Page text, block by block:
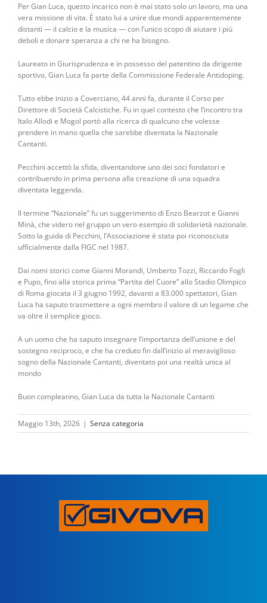
Per Gian Luca, questo incarico non è mai stato solo un lavoro, ma una
vera missione di vita. È stato lui a unire due mondi apparentemente
distanti — il calcio e la musica — con l’unico scopo di aiutare i più
deboli e donare speranza a chi ne ha bisogno.
Laureato in Giurisprudenza e in possesso del patentino da dirigente
sportivo, Gian Luca fa parte della Commissione Federale Antidoping.
Tutto ebbe inizio a Coverciano, 44 anni fa, durante il Corso per
Direttore di Società Calcistiche. Fu in quel contesto che l’incontro tra
Italo Allodi e Mogol portò alla ricerca di qualcuno che volesse
prendere in mano quella che sarebbe diventata la Nazionale
Cantanti.
Pecchini accettò la sfida, diventandone uno dei soci fondatori e
contribuendo in prima persona alla creazione di una squadra
diventata leggenda.
Il termine “Nazionale” fu un suggerimento di Enzo Bearzot e Gianni
Minà, che videro nel gruppo un vero esempio di solidarietà nazionale.
Sotto la guida di Pecchini, l’Associazione è stata poi riconosciuta
ufficialmente dalla FIGC nel 1987.
Dai nomi storici come Gianni Morandi, Umberto Tozzi, Riccardo Fogli
e Pupo, fino alla storica prima “Partita del Cuore” allo Stadio Olimpico
di Roma giocata il 3 giugno 1992, davanti a 83.000 spettatori, Gian
Luca ha saputo trasmettere a ogni membro il valore di un legame che
va oltre il semplice gioco.
A un uomo che ha saputo insegnare l’importanza dell’unione e del
sostegno reciproco, e che ha creduto fin dall’inizio al meraviglioso
sogno della Nazionale Cantanti, diventato poi una realtà unica al
mondo
Buon compleanno, Gian Luca da tutta la Nazionale Cantanti
Maggio 13th, 2026 | Senza categoria